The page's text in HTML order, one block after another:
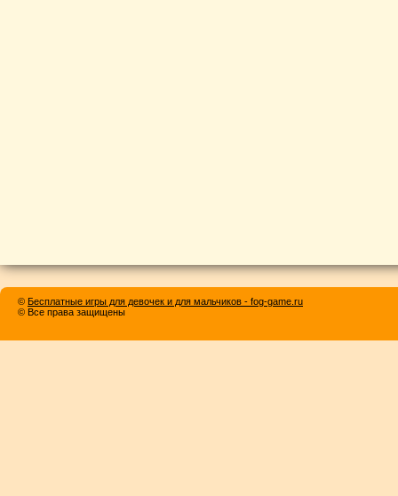
© Бесплатные игры для девочек и для мальчиков - fog-game.ru
© Все права защищены